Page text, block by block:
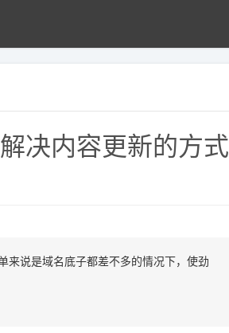
决内容更新的方式
来说是域名底子都差不多的情况下，使劲